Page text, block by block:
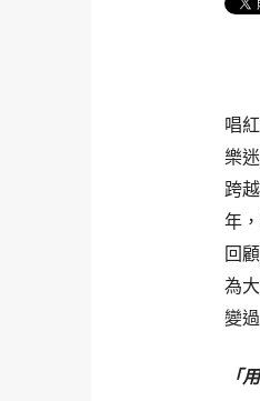
唱
樂
跨
年
回
為
變
「